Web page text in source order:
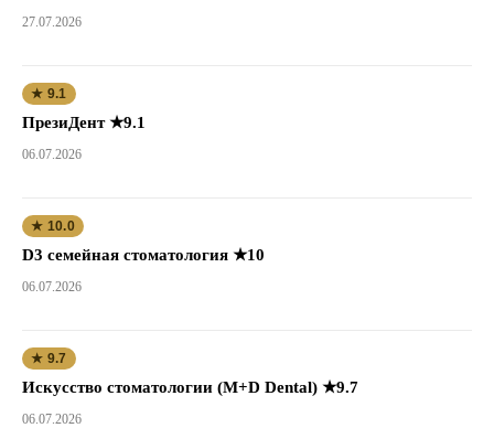
27.07.2026
★ 9.1
ПрезиДент ★9.1
06.07.2026
★ 10.0
D3 семейная стоматология ★10
06.07.2026
★ 9.7
Искусство стоматологии (M+D Dental) ★9.7
06.07.2026